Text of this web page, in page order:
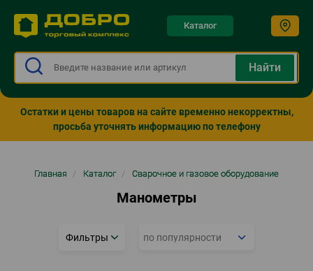
Каталог
Остатки и цены товаров на сайте временно некорректны,
просьба уточнять информацию по телефону
Строка
Главная / Каталог / Сварочное и газовое оборудование
Манометры
Фильтры